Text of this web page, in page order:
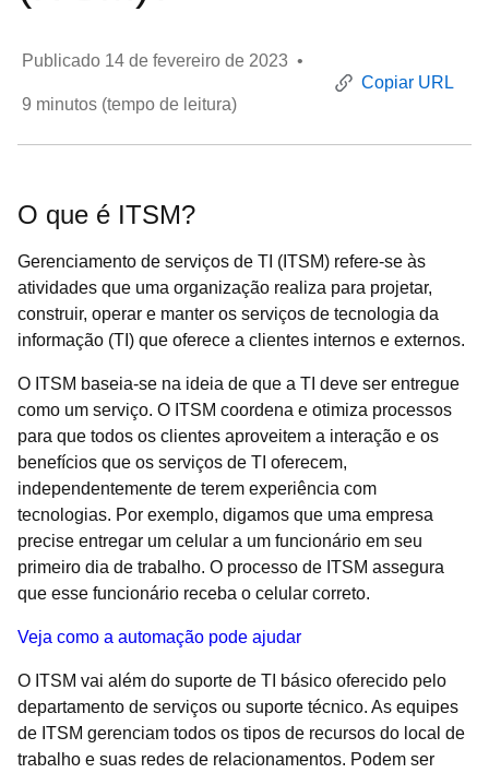
Publicado 14 de fevereiro de 2023 •
9 minutos (tempo de leitura)
Copiar URL
O que é ITSM?
Gerenciamento de serviços de TI (ITSM) refere-se às
atividades que uma organização realiza para projetar,
construir, operar e manter os serviços de tecnologia da
informação (TI) que oferece a clientes internos e externos.
O ITSM baseia-se na ideia de que a TI deve ser entregue
como um serviço. O ITSM coordena e otimiza processos
para que todos os clientes aproveitem a interação e os
benefícios que os serviços de TI oferecem,
independentemente de terem experiência com
tecnologias. Por exemplo, digamos que uma empresa
precise entregar um celular a um funcionário em seu
primeiro dia de trabalho. O processo de ITSM assegura
que esse funcionário receba o celular correto.
Veja como a automação pode ajudar
O ITSM vai além do suporte de TI básico oferecido pelo
departamento de serviços ou suporte técnico. As equipes
de ITSM gerenciam todos os tipos de recursos do local de
trabalho e suas redes de relacionamentos. Podem ser